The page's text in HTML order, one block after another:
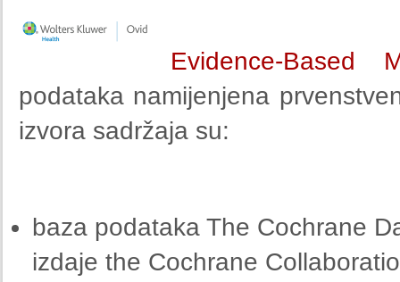
Evidence-Based
podataka namijenjena
izvora sadržaja su:
baza podataka The Cochrane
izdaje the Cochrane